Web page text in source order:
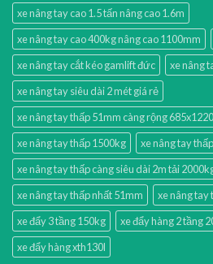
xe nâng tay cao 1.5 tấn nâng cao 1.6m
xe nâng tay cao 400kg nâng cao 1100mm
xe nâng tay cắt kéo gamlift đức
xe nâng
xe nâng tay siêu dài 2 mét giá rẻ
xe nâng tay thấp 51mm càng rộng
xe nâng tay thấp 1500kg
xe nâng tay
xe nâng tay thấp càng siêu dài 2m tải
xe nâng tay thấp nhất 51mm
xe nâng tay
xe đẩy 3 tầng 150kg
xe đẩy hàng 2 tầng
xe đẩy hàng xth130l